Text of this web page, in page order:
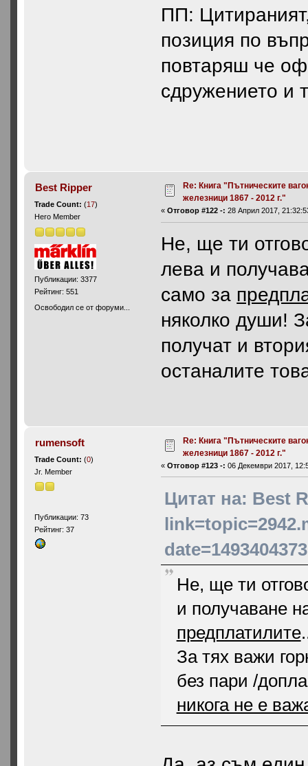
ПП:
позиция по
повтаряш че
сдружението и
Best Ripper
Trade Count:(17)
Hero Member
Публикации: 3377
Рейтинг: 551
Освободил се от форуми...
Re: Книга "Пътническите
железници 1867 - 2012 г."
«Отговор #122 -: 28 Април 2017,
Не, ще ти
лева и
само за
няколко души!
получат и
останалите
rumensoft
Trade Count:(0)
Jr. Member
Публикации: 73
Рейтинг: 37
Re: Книга "Пътническите
железници 1867 - 2012 г."
«Отговор #123 -: 06 Декември 2017,
Цитат на: Best
date=1493404373
Не, ще ти
и получаване
предплатилите
За тях важи
без пари /
никога не е